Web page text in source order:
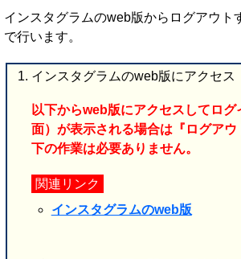
インスタグラムのweb版からログアウト
で行います。
インスタグラムのweb版にアクセス
以下からweb版にアクセスしてログ
面）が表示される場合は『ログアウ
下の作業は必要ありません。
関連リンク
インスタグラムのweb版